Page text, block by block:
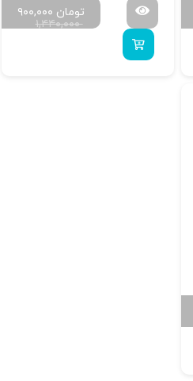
۱,۴۴۰,۰۰۰
۹۰۰,۰۰۰ تومان